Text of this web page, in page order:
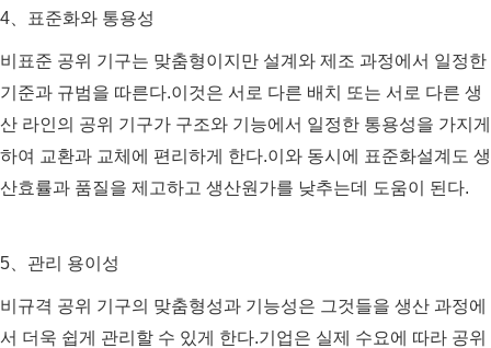
4、표준화와 통용성
비표준 공위 기구는 맞춤형이지만 설계와 제조 과정에서 일정한
기준과 규범을 따른다.이것은 서로 다른 배치 또는 서로 다른 생
산 라인의 공위 기구가 구조와 기능에서 일정한 통용성을 가지게
하여 교환과 교체에 편리하게 한다.이와 동시에 표준화설계도 생
산효률과 품질을 제고하고 생산원가를 낮추는데 도움이 된다.
5、관리 용이성
비규격 공위 기구의 맞춤형성과 기능성은 그것들을 생산 과정에
서 더욱 쉽게 관리할 수 있게 한다.기업은 실제 수요에 따라 공위